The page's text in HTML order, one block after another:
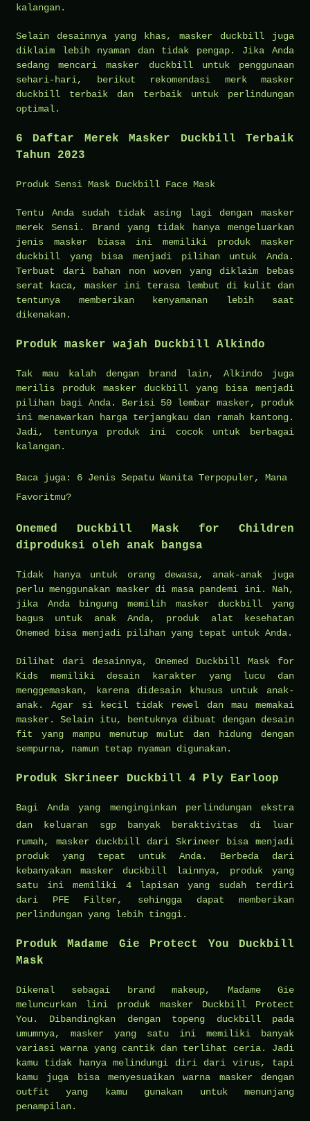
kalangan.
Selain desainnya yang khas, masker duckbill juga
diklaim lebih nyaman dan tidak pengap. Jika Anda
sedang mencari masker duckbill untuk penggunaan
sehari-hari, berikut rekomendasi merk masker
duckbill terbaik dan terbaik untuk perlindungan
optimal.
6 Daftar Merek Masker Duckbill Terbaik
Tahun 2023
Produk Sensi Mask Duckbill Face Mask
Tentu Anda sudah tidak asing lagi dengan masker
merek Sensi. Brand yang tidak hanya mengeluarkan
jenis masker biasa ini memiliki produk masker
duckbill yang bisa menjadi pilihan untuk Anda.
Terbuat dari bahan non woven yang diklaim bebas
serat kaca, masker ini terasa lembut di kulit dan
tentunya memberikan kenyamanan lebih saat
dikenakan.
Produk masker wajah Duckbill Alkindo
Tak mau kalah dengan brand lain, Alkindo juga
merilis produk masker duckbill yang bisa menjadi
pilihan bagi Anda. Berisi 50 lembar masker, produk
ini menawarkan harga terjangkau dan ramah kantong.
Jadi, tentunya produk ini cocok untuk berbagai
kalangan.
Baca juga: 6 Jenis Sepatu Wanita Terpopuler, Mana
Favoritmu?
Onemed Duckbill Mask for Children
diproduksi oleh anak bangsa
Tidak hanya untuk orang dewasa, anak-anak juga
perlu menggunakan masker di masa pandemi ini. Nah,
jika Anda bingung memilih masker duckbill yang
bagus untuk anak Anda, produk alat kesehatan
Onemed bisa menjadi pilihan yang tepat untuk Anda.
Dilihat dari desainnya, Onemed Duckbill Mask for
Kids memiliki desain karakter yang lucu dan
menggemaskan, karena didesain khusus untuk anak-
anak. Agar si kecil tidak rewel dan mau memakai
masker. Selain itu, bentuknya dibuat dengan desain
fit yang mampu menutup mulut dan hidung dengan
sempurna, namun tetap nyaman digunakan.
Produk Skrineer Duckbill 4 Ply Earloop
Bagi Anda yang menginginkan perlindungan ekstra
dan keluaran sgpbanyak beraktivitas di luar
rumah, masker duckbill dari Skrineer bisa menjadi
produk yang tepat untuk Anda. Berbeda dari
kebanyakan masker duckbill lainnya, produk yang
satu ini memiliki 4 lapisan yang sudah terdiri
dari PFE Filter, sehingga dapat memberikan
perlindungan yang lebih tinggi.
Produk Madame Gie Protect You Duckbill
Mask
Dikenal sebagai brand makeup, Madame Gie
meluncurkan lini produk masker Duckbill Protect
You. Dibandingkan dengan topeng duckbill pada
umumnya, masker yang satu ini memiliki banyak
variasi warna yang cantik dan terlihat ceria. Jadi
kamu tidak hanya melindungi diri dari virus, tapi
kamu juga bisa menyesuaikan warna masker dengan
outfit yang kamu gunakan untuk menunjang
penampilan.